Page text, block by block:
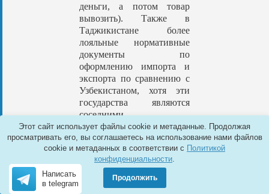
Этот сайт использует файлы cookie и метаданные. Продолжая
просматривать его, вы соглашаетесь на использование нами файлов
cookie и метаданных в соответствии с Политикой
конфиденциальности.
Продолжить
Написать
в telegram
деньги, а потом товар
вывозить). Также в
Таджикистане более
лояльные нормативные
документы по
оформлению импорта и
экспорта по сравнению с
Узбекистаном, хотя эти
государства являются
соседними.
Нередко многие товары из
Узбекистана перевозятся в
Таджикистан (условная
граница), а потом уже в
Россию для обхода